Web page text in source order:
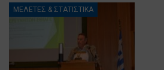
ΜΕΛΕΤΕΣ & ΣΤΑΤΙΣΤΙΚΑ